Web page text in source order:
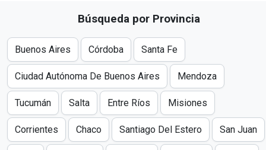
Búsqueda por Provincia
Buenos Aires Córdoba Santa Fe
Ciudad Autónoma De Buenos Aires Mendoza
Tucumán Salta Entre Ríos Misiones
Corrientes Chaco Santiago Del Estero San Juan